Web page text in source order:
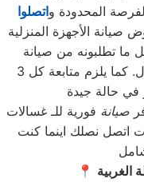
المحدودة واتصلوا
الأجهزة المنزلية
ما تطلبونه من صيانة
وتجديد الجهاز، وإصلاح جميع الأعطال. كما يلزم متابعة كل 3
في حالة جيدة
صيانة فورية للـ غسالات
اتصل نصلك اينما كنت
📍